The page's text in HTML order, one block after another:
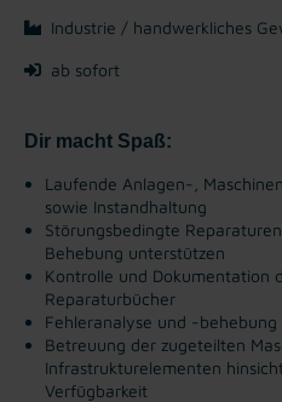
Industrie / handwerkliches
ab sofort
Dir macht Spaß:
Laufende Anlagen-,
sowie Instandhaltung
Störungsbedingte
Behebung unterstützen
Kontrolle und Dokumentation
Reparaturbücher
Fehleranalyse und -behebung
Betreuung der zugeteilten
Infrastrukturelementen
Verfügbarkeit